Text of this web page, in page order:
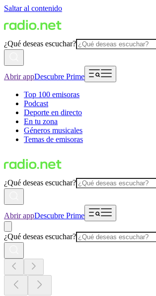
Saltar al contenido
¿Qué deseas escuchar?
Abrir appDescubre Prime
Top 100 emisoras
Podcast
Deporte en directo
En tu zona
Géneros musicales
Temas de emisoras
¿Qué deseas escuchar?
Abrir appDescubre Prime
¿Qué deseas escuchar?